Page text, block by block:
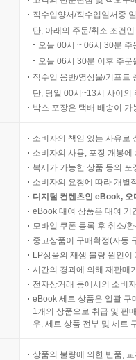
직수입양서/직수입일서중
단, 아래의 주문/취소 조건
오늘 00시 ~ 06시 30분
오늘 06시 30분 이후 주
직수입 음반/영상물/기프트
단, 당일 00시~13시 사이의
박스 포장은 택배 배송이
소비자의 책임 있는 사유로
소비자의 사용, 포장 개봉
복제가 가능한 상품 등의
소비자의 요청에 따라 개별
디지털 컨텐츠인 eBook,
eBook 대여 상품은 대여 기
모바일 쿠폰 등록 후 취소/
중고상품이 구매확정(자동
LP상품의 재생 불량 원인
시간의 경과에 의해 재판매
전자상거래 등에서의 소비
eBook 세트 상품은 일괄 구
1개의 상품으로 취급 및 판
우, 세트 상품 전부 및 세트
상품의 불량에 의한 반품,